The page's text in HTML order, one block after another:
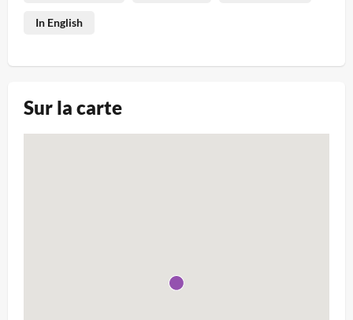
In English
Sur la carte